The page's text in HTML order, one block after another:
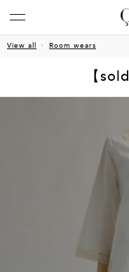
View all Room wears
【